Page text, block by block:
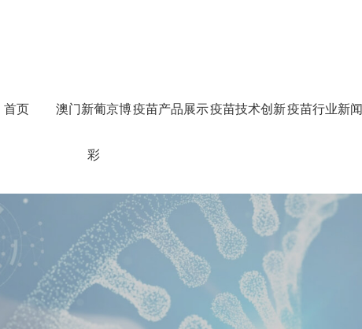
首页 澳门新葡京博
彩
疫苗产品展示疫苗技术创新疫苗行业新闻